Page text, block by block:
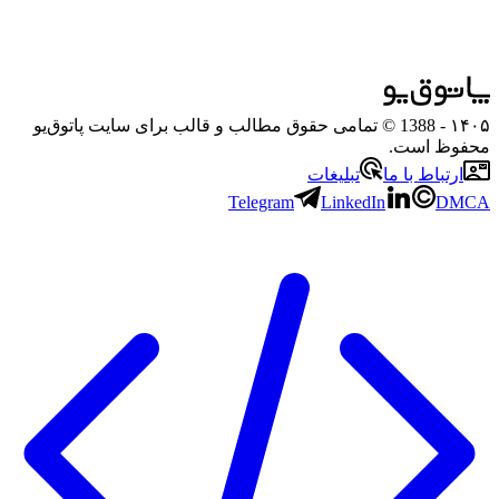
۱۴۰۵
- 1388 © تمامی حقوق مطالب و قالب برای سایت پاتوق‌یو
محفوظ است.
ارتباط با ما
تبلیغات
Telegram
LinkedIn DMCA